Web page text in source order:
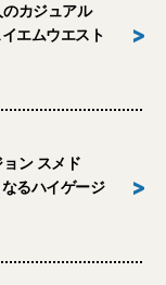
のカジュアル
エムウエスト
>
ョン スメド
るハイゲージ
>